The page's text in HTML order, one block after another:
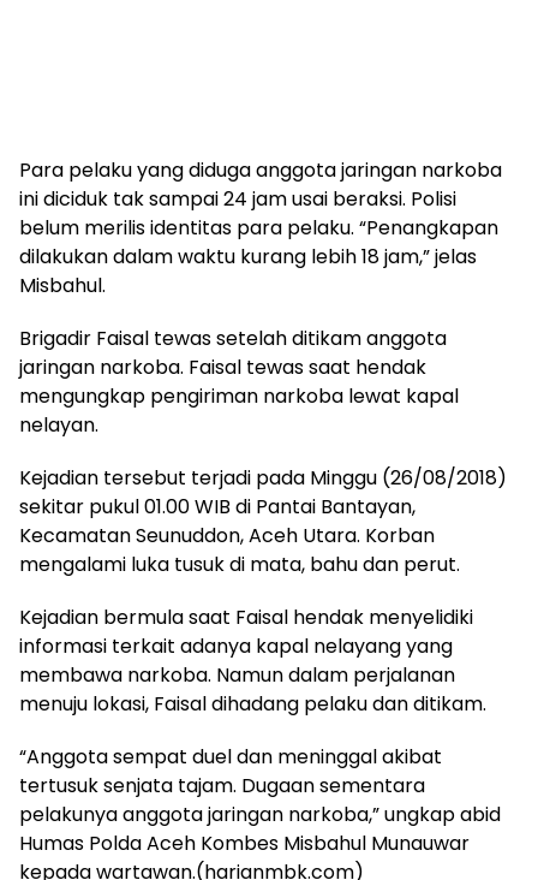
Para pelaku yang diduga anggota jaringan narkoba
ini diciduk tak sampai 24 jam usai beraksi. Polisi
belum merilis identitas para pelaku. “Penangkapan
dilakukan dalam waktu kurang lebih 18 jam,” jelas
Misbahul.
Brigadir Faisal tewas setelah ditikam anggota
jaringan narkoba. Faisal tewas saat hendak
mengungkap pengiriman narkoba lewat kapal
nelayan.
Kejadian tersebut terjadi pada Minggu (26/08/2018)
sekitar pukul 01.00 WIB di Pantai Bantayan,
Kecamatan Seunuddon, Aceh Utara. Korban
mengalami luka tusuk di mata, bahu dan perut.
Kejadian bermula saat Faisal hendak menyelidiki
informasi terkait adanya kapal nelayang yang
membawa narkoba. Namun dalam perjalanan
menuju lokasi, Faisal dihadang pelaku dan ditikam.
“Anggota sempat duel dan meninggal akibat
tertusuk senjata tajam. Dugaan sementara
pelakunya anggota jaringan narkoba,” ungkap abid
Humas Polda Aceh Kombes Misbahul Munauwar
kepada wartawan.(harianmbk.com)